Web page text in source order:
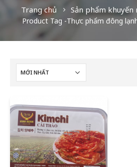
Trang chủ Sản phẩm khuyến
Product Tag -Thực phẩm đông